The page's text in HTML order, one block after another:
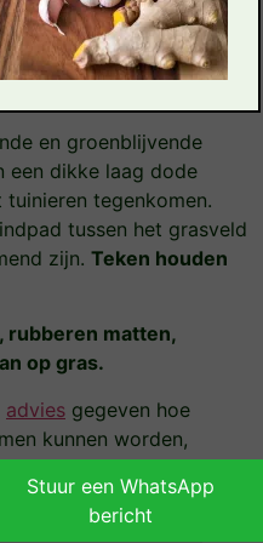
gazon voelt een
en groenblijvende
een dikke laag dode
tegenkomen.
tussen het grasveld
zijn. Teken houden
rubberen matten,
op gras.
advies gegeven hoe
kunnen worden,
bladeren en het weren
Stuur een WhatsApp
bericht